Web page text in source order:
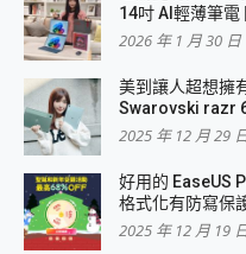
14吋 AI輕薄筆電
2026 年 1 月 30 日
美到讓人超想擁
Swarovski razr
2025 年 12 月 29
好用的 EaseUS
格式化有防寫保
2025 年 12 月 19